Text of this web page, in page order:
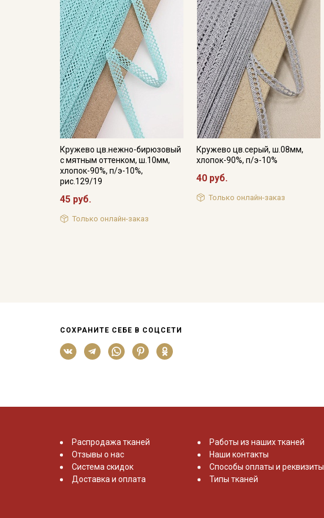
Кружево цв.нежно-бирюзовый
с мятным оттенком, ш.10мм,
хлопок-90%, п/э-10%,
рис.129/19
45 руб.
Только онлайн-заказ
Кружево цв.серый, ш.08мм,
хлопок-90%, п/э-10%
40 руб.
Только онлайн-заказ
СОХРАНИТЕ СЕБЕ В СОЦСЕТИ
Распродажа тканей
Отзывы о нас
Система скидок
Доставка и оплата
Работы из наших тканей
Наши контакты
Способы оплаты и реквизиты
Типы тканей